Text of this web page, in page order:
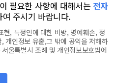
필요한 사항에 대해서는 전자
여 주시기 바랍니다.
, 특정인에 대한 비방, 명예훼손, 정
개인정보 유출,그 밖에 공익을 저해하
울특별시 조례 및 개인정보보호법에